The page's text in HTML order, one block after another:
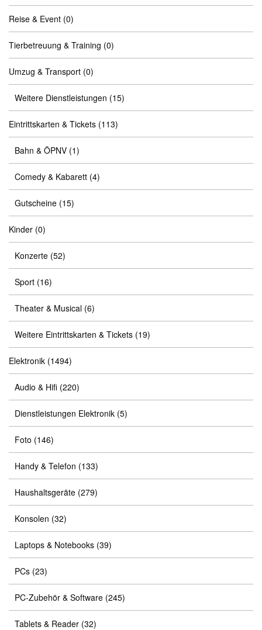
Reise & Event (0)
Tierbetreuung & Training (0)
Umzug & Transport (0)
Weitere Dienstleistungen (15)
Eintrittskarten & Tickets (113)
Bahn & ÖPNV (1)
Comedy & Kabarett (4)
Gutscheine (15)
Kinder (0)
Konzerte (52)
Sport (16)
Theater & Musical (6)
Weitere Eintrittskarten & Tickets (19)
Elektronik (1494)
Audio & Hifi (220)
Dienstleistungen Elektronik (5)
Foto (146)
Handy & Telefon (133)
Haushaltsgeräte (279)
Konsolen (32)
Laptops & Notebooks (39)
PCs (23)
PC-Zubehör & Software (245)
Tablets & Reader (32)